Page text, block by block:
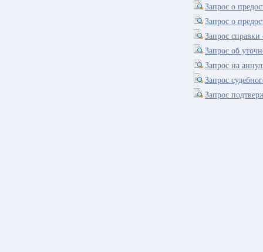
Запрос о
Запрос о
Запрос справки
Запрос об
Запрос на
Запрос
Запрос